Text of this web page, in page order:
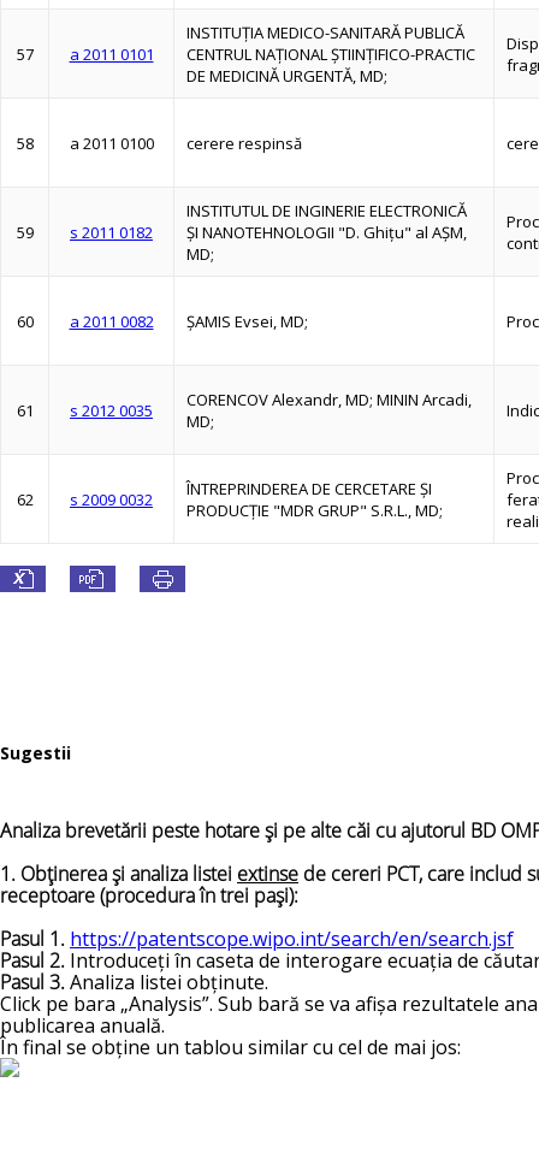
57 a 2011 0101
INSTITUŢIA MEDICO-SANITARĂ PUBLICĂ
CENTRUL NAŢIONAL ŞTIINŢIFICO-PRACTIC
DE MEDICINĂ URGENTĂ, MD;
58 a 2011 0100 cerere respinsă
59 s 2011 0182
INSTITUTUL DE INGINERIE ELECTRONICĂ
ŞI NANOTEHNOLOGII "D. Ghiţu" al AŞM,
MD;
60 a 2011 0082 ŞAMIS Evsei, MD;
61 s 2012 0035
CORENCOV Alexandr, MD; MININ Arcadi,
MD;
62 s 2009 0032
ÎNTREPRINDEREA DE CERCETARE ŞI
PRODUCŢIE "MDR GRUP" S.R.L., MD;
Sugestii
Analiza brevetării peste hotare și pe alte căi cu ajutorul BD
1. Obţinerea și analiza listei extinse de cereri PCT, care includ
receptoare (procedura în trei paşi):
Pasul 1. https://patentscope.wipo.int/search/en/search.jsf
Pasul 2. Introduceţi în caseta de interogare ecuaţia de
Pasul 3.Analiza listei obținute.
Click pe bara „Analysis”. Sub bară se va afișa rezultatele
publicarea anuală.
În final se obține un tablou similar cu cel de mai jos: